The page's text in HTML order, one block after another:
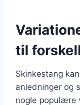
til
Skinkestang
anledninger og
nogle populære